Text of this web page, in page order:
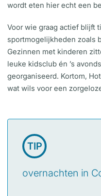
wordt eten hier echt een
Voor wie graag actief blijft
sportmogelijkheden zoals
Gezinnen met kinderen
leuke kidsclub én ’s
georganiseerd. Kortom,
wat wils voor een
TIP
overnachten in